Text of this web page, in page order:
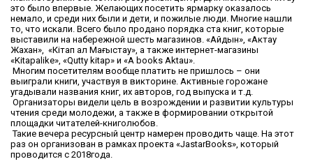
это было впервые. Желающих посетить ярмарку оказалось
немало, и среди них были и дети, и пожилые люди. Многие нашли
то, что искали. Всего было продано порядка ста книг, которые
выставили на набережной шесть магазинов. «Айдын», «Актау
Жахан», «Кітап ал Маңғыстау», а также интернет-магазины
«Kitapalike», «Qutty kitap» и «A books Aktau».
Многим посетителям вообще платить не пришлось – они
выиграли книги, участвуя в викторине. Активные горожане
угадывали названия книг, их авторов, год выпуска и т.д.
Организаторы видели цель в возрождении и развитии культуры
чтения среди молодежи, а также в формировании открытой
площадки читателей-книголюбов.
Такие вечера ресурсный центр намерен проводить чаще. На этот
раз он организован в рамках проекта «JastarBooks», который
проводится с 2018года.